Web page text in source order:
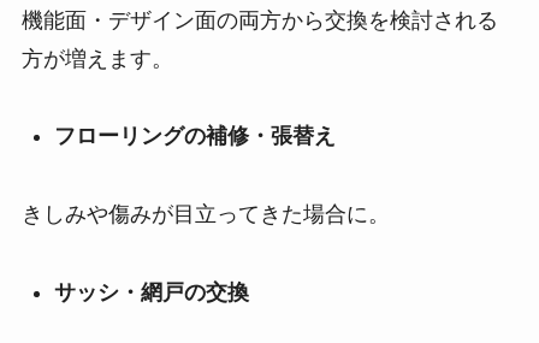
機能面・デザイン面の両方から交換を検討される
方が増えます。
フローリングの補修・張替え
きしみや傷みが目立ってきた場合に。
サッシ・網戸の交換